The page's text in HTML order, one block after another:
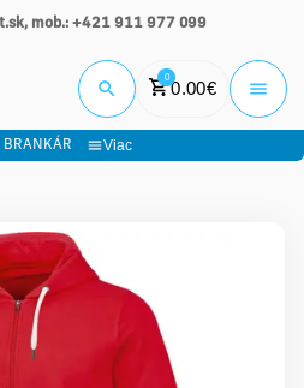
mob.: +421 911 977 099
0
0.00€
BRANKÁR Viac